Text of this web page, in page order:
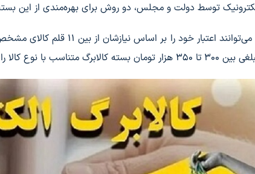
الکترونیک توسط دولت و مجلس، دو روش برای بهره‌مندی از این
در روش نخست، شهروندان می‌توانند
کالا را دریافت کنند.